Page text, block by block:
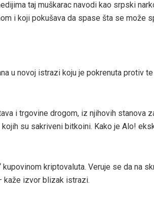
taj muškarac navodi kao srpski
i koji pokušava da spase šta se može
u novoj istrazi koju je pokrenuta protiv
i trgovine drogom, iz njihovih stanova
su sakriveni bitkoini. Kako je Alo!
kriptovaluta. Veruje se da na
kaže izvor blizak istrazi.